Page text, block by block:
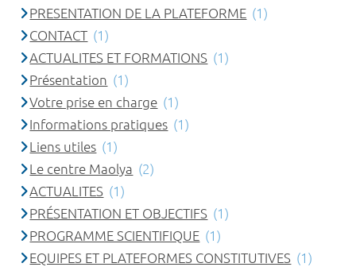
PRESENTATION DE LA PLATEFORME (1)
CONTACT (1)
ACTUALITES ET FORMATIONS (1)
Présentation (1)
Votre prise en charge (1)
Informations pratiques (1)
Liens utiles (1)
Le centre Maolya (2)
ACTUALITES (1)
PRÉSENTATION ET OBJECTIFS (1)
PROGRAMME SCIENTIFIQUE (1)
EQUIPES ET PLATEFORMES CONSTITUTIVES (1)